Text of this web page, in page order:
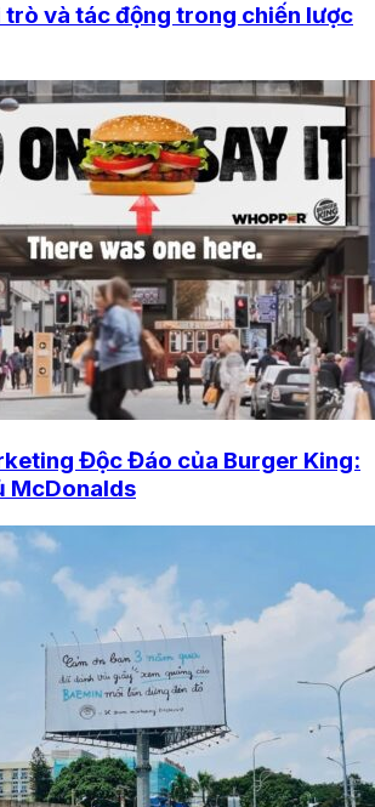
và tác động trong chiến lược
Độc Đáo của Burger King:
McDonalds